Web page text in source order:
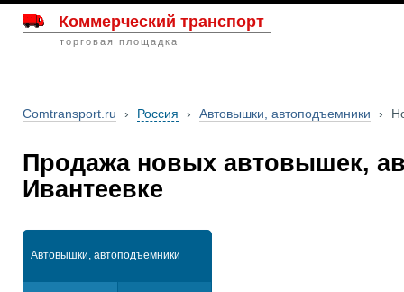
Коммерческий транспорт
торговая площадка
Comtransport.ru › Россия › Автовышки, автоподъемники ›
Продажа новых автовышек,
Ивантеевке
Автовышки, автоподъемники